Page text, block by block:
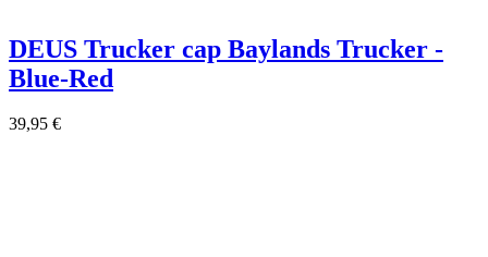
DEUS Trucker cap Baylands Trucker -
Blue-Red
39,95 €